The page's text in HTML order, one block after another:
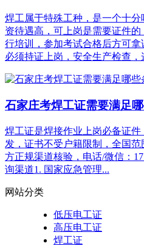
焊工属于特殊工种，是一个十
资待遇高，可上岗是需要证件
行培训，参加考试合格后方可拿
必须持证上岗，安全生产检查，
石家庄考焊工证需要满足
焊工证是焊接作业上岗必备证
发，证书不受户籍限制，全国
方正规渠道核验，电话/微信：
询渠道1. 国家应急管理...
网站分类
低压电工证
高压电工证
焊工证